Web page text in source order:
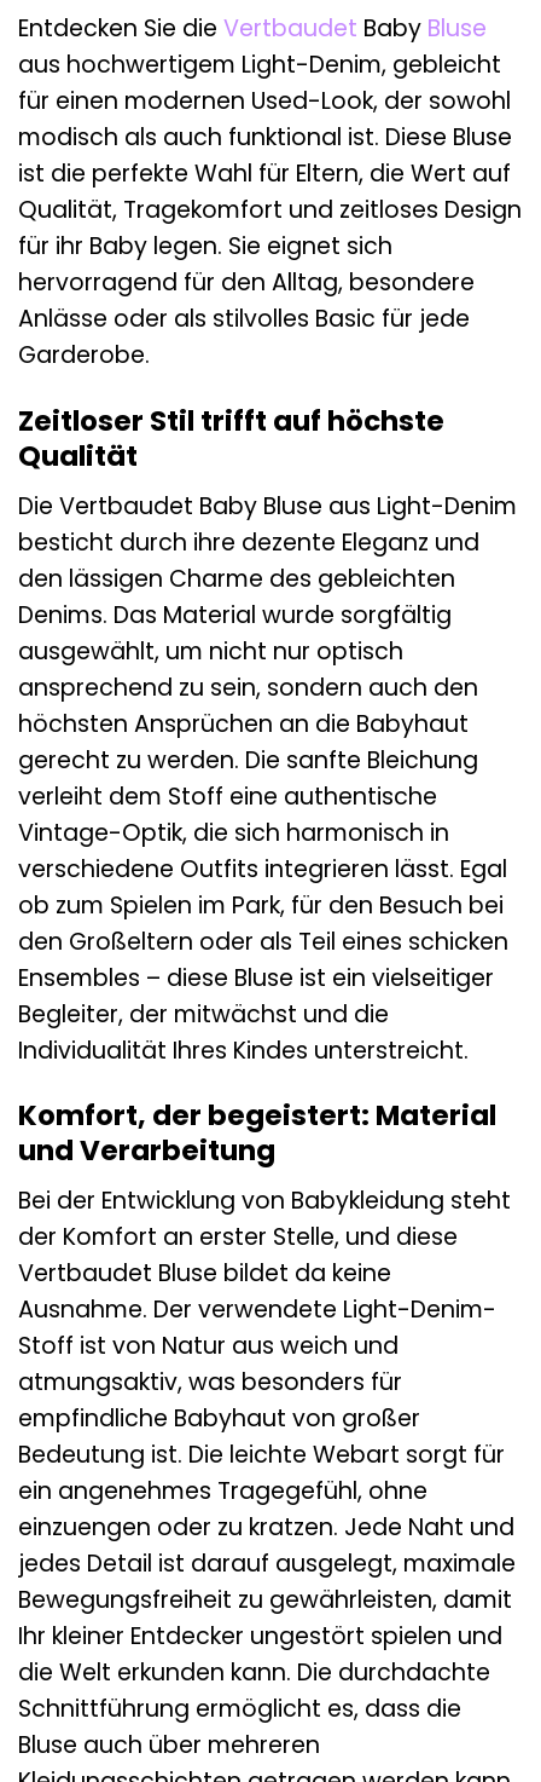
Entdecken Sie die Vertbaudet Baby Bluse
aus hochwertigem Light-Denim, gebleicht
für einen modernen Used-Look, der sowohl
modisch als auch funktional ist. Diese Bluse
ist die perfekte Wahl für Eltern, die Wert auf
Qualität, Tragekomfort und zeitloses Design
für ihr Baby legen. Sie eignet sich
hervorragend für den Alltag, besondere
Anlässe oder als stilvolles Basic für jede
Garderobe.
Zeitloser Stil trifft auf höchste
Qualität
Die Vertbaudet Baby Bluse aus Light-Denim
besticht durch ihre dezente Eleganz und
den lässigen Charme des gebleichten
Denims. Das Material wurde sorgfältig
ausgewählt, um nicht nur optisch
ansprechend zu sein, sondern auch den
höchsten Ansprüchen an die Babyhaut
gerecht zu werden. Die sanfte Bleichung
verleiht dem Stoff eine authentische
Vintage-Optik, die sich harmonisch in
verschiedene Outfits integrieren lässt. Egal
ob zum Spielen im Park, für den Besuch bei
den Großeltern oder als Teil eines schicken
Ensembles – diese Bluse ist ein vielseitiger
Begleiter, der mitwächst und die
Individualität Ihres Kindes unterstreicht.
Komfort, der begeistert: Material
und Verarbeitung
Bei der Entwicklung von Babykleidung steht
der Komfort an erster Stelle, und diese
Vertbaudet Bluse bildet da keine
Ausnahme. Der verwendete Light-Denim-
Stoff ist von Natur aus weich und
atmungsaktiv, was besonders für
empfindliche Babyhaut von großer
Bedeutung ist. Die leichte Webart sorgt für
ein angenehmes Tragegefühl, ohne
einzuengen oder zu kratzen. Jede Naht und
jedes Detail ist darauf ausgelegt, maximale
Bewegungsfreiheit zu gewährleisten, damit
Ihr kleiner Entdecker ungestört spielen und
die Welt erkunden kann. Die durchdachte
Schnittführung ermöglicht es, dass die
Bluse auch über mehreren